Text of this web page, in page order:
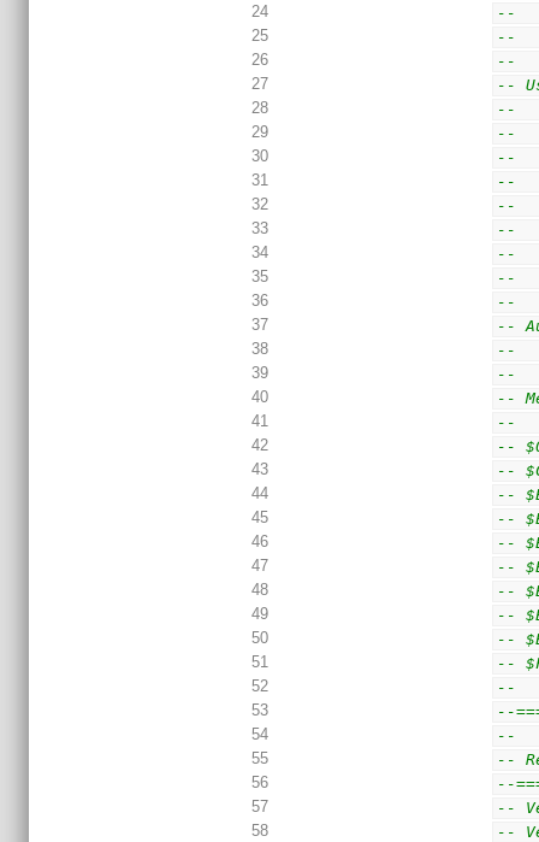
24
--
25
--
26
--
27
--
28
--
29
--
30
--
31
--
32
--
33
--
34
--
35
36
--
37
--
38
--
39
--
40
--
41
--
42
--
43
--
44
--
45
--
46
--
47
--
48
--
49
--
50
--
51
--
52
--
53
--
54
--
55
--
56
--
57
--
58
--